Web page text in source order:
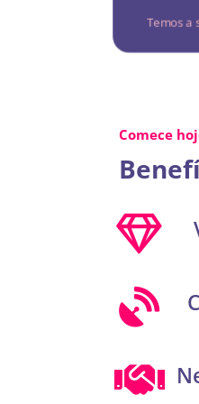
Temos a
Comece